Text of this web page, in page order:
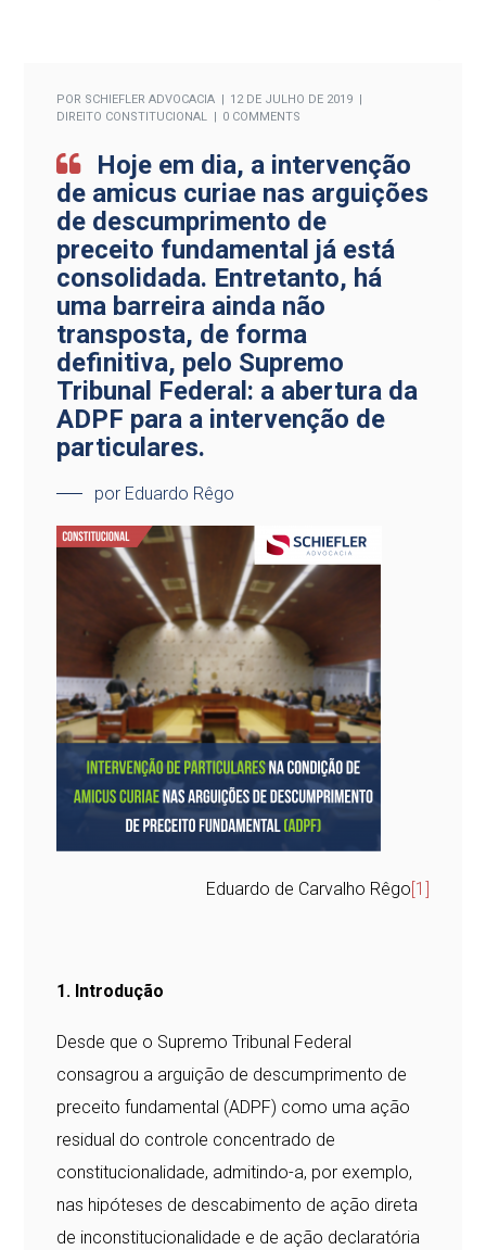
POR SCHIEFLER ADVOCACIA
12 DE JULHO DE 2019
DIREITO CONSTITUCIONAL
0 COMMENTS
Hoje em dia, a intervenção
de amicus curiae nas arguições
de descumprimento de
preceito fundamental já está
consolidada. Entretanto, há
uma barreira ainda não
transposta, de forma
definitiva, pelo Supremo
Tribunal Federal: a abertura da
ADPF para a intervenção de
particulares.
por Eduardo Rêgo
Eduardo de Carvalho Rêgo [1]
1. Introdução
Desde que o Supremo Tribunal Federal
consagrou a arguição de descumprimento de
preceito fundamental (ADPF) como uma ação
residual do controle concentrado de
constitucionalidade, admitindo-a, por exemplo,
nas hipóteses de descabimento de ação direta
de inconstitucionalidade e de ação declaratória